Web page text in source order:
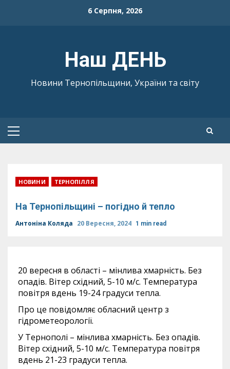
6 Серпня, 2026
Наш ДЕНЬ
Новини Тернопільщини, України та світу
Primary
НОВИНИ ТЕРНОПІЛЛЯ
На Тернопільщині – погідно й тепло
Антоніна Коляда 20 Вересня, 2024 1 min read
20 вересня в області – мінлива хмарність. Без
опадів. Вітер східний, 5-10 м/с. Температура
повітря вдень 19-24 градуси тепла.
Про це повідомляє обласний центр з
гідрометеорології.
У Тернополі – мінлива хмарність. Без опадів.
Вітер східний, 5-10 м/с. Температура повітря
вдень 21-23 градуси тепла.